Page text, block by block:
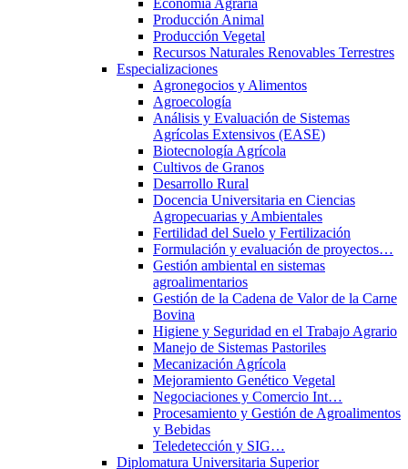
Producción Animal
Producción Vegetal
Recursos Naturales Renovables Terrestres
Especializaciones
Agronegocios y Alimentos
Agroecología
Análisis y Evaluación de Sistemas
Agrícolas Extensivos (EASE)
Biotecnología Agrícola
Cultivos de Granos
Desarrollo Rural
Docencia Universitaria en Ciencias
Agropecuarias y Ambientales
Fertilidad del Suelo y Fertilización
Formulación y evaluación de proyectos…
Gestión ambiental en sistemas
agroalimentarios
Gestión de la Cadena de Valor de la Carne
Bovina
Higiene y Seguridad en el Trabajo Agrario
Manejo de Sistemas Pastoriles
Mecanización Agrícola
Mejoramiento Genético Vegetal
Negociaciones y Comercio Int…
Procesamiento y Gestión de Agroalimentos
y Bebidas
Teledetección y SIG…
Diplomatura Universitaria Superior